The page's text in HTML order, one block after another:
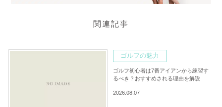
関連記事
ゴルフの魅力
ゴルフ初心者は7番アイアンから練習す
るべき？おすすめされる理由を解説
2026.08.07